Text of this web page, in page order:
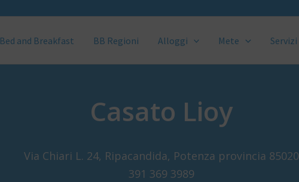
Bed and Breakfast BB Regioni Alloggi Mete Servizi
Casato Lioy
Via Chiari L. 24, Ripacandida, Potenza provincia 85020
391 369 3989